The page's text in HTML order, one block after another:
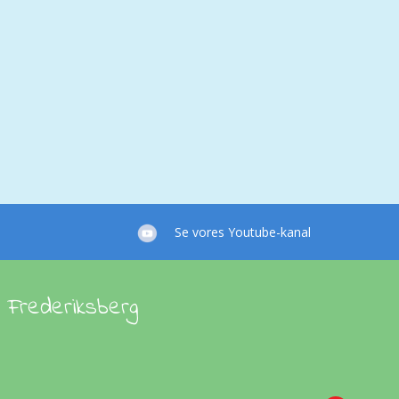
Se vores Youtube-kanal